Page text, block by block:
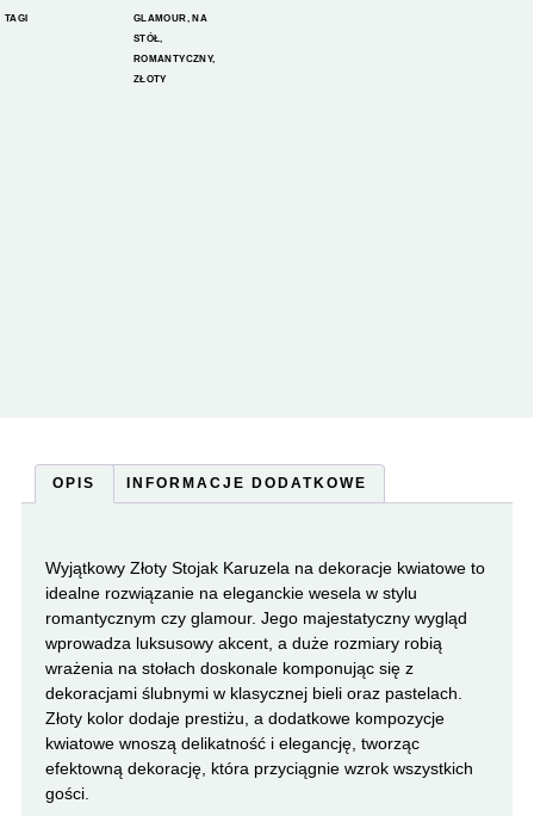
TAGI GLAMOUR
NA
STÓŁ
ROMANTYCZNY,
ZŁOTY
OPIS INFORMACJE DODATKOWE
Wyjątkowy Złoty Stojak Karuzela na dekoracje kwiatowe to
idealne rozwiązanie na eleganckie wesela w stylu
romantycznym czy glamour. Jego majestatyczny wygląd
wprowadza luksusowy akcent, a duże rozmiary robią
wrażenia na stołach doskonale komponując się z
dekoracjami ślubnymi w klasycznej bieli oraz pastelach.
Złoty kolor dodaje prestiżu, a dodatkowe kompozycje
kwiatowe wnoszą delikatność i elegancję, tworząc
efektowną dekorację, która przyciągnie wzrok wszystkich
gości.